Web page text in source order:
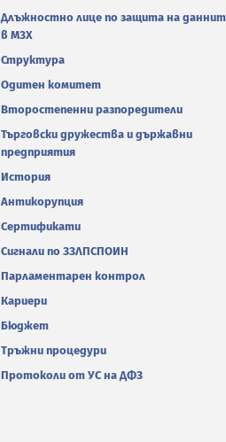
Длъжностно лице по защита на
в МЗХ
Структура
Одитен комитет
Второстепенни разпоредители
Търговски дружества и държавни
предприятия
История
Антикорупция
Сертификати
Сигнали по ЗЗЛПСПОИН
Парламентарен контрол
Кариери
Бюджет
Тръжни процедури
Протоколи от УС на ДФЗ